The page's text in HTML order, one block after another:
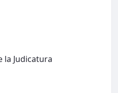
la Judicatura